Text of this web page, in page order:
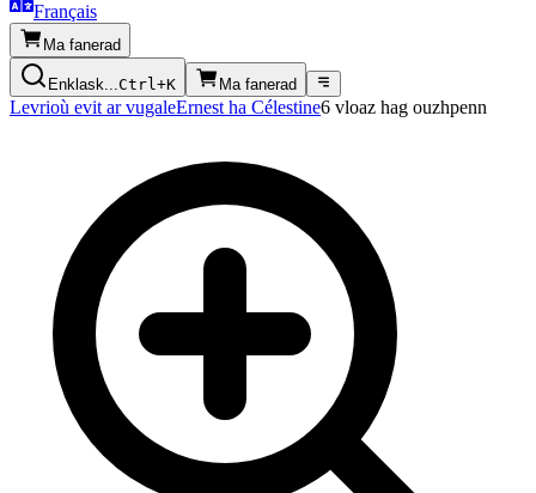
Français
Ma fanerad
Enklask...Ctrl+K Ma fanerad
Levrioù evit ar vugaleErnest ha Célestine6 vloaz hag ouzhpenn